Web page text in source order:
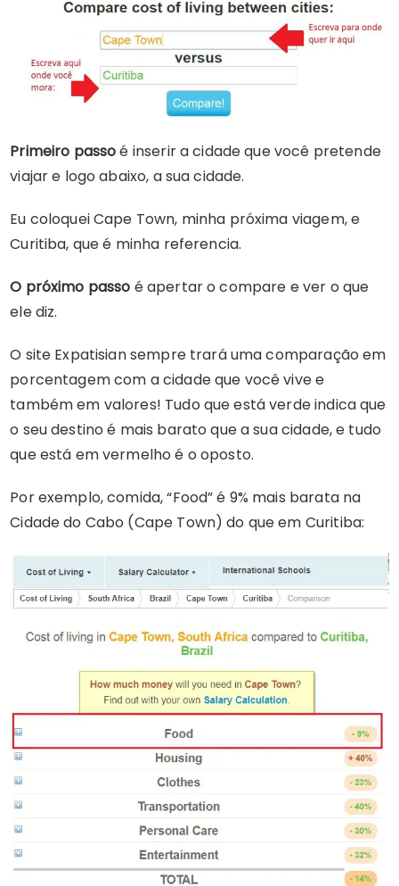
Primeiro passoé inserir a cidade que você pretende
viajar e logo abaixo, a sua cidade.
Eu coloquei Cape Town, minha próxima viagem, e
Curitiba, que é minha referencia.
O próximo passo é apertar o compare e ver o que
ele diz.
O site Expatisian sempre trará uma comparação em
porcentagem com a cidade que você vive e
também em valores! Tudo que está verde indica que
o seu destino é mais barato que a sua cidade, e tudo
que está em vermelho é o oposto.
Por exemplo, comida, “Food” é 9% mais barata na
Cidade do Cabo (Cape Town) do que em Curitiba: